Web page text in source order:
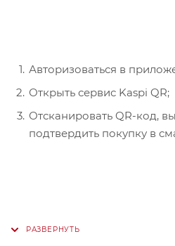
Авторизоваться в
Открыть сервис Kaspi QR;
Отсканировать QR-код,
подтвердить покупку в